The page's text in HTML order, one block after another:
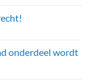
onderdeel wordt